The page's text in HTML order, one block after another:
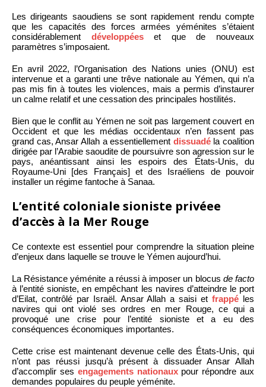
Les dirigeants saoudiens se sont rapidement rendu compte
que les capacités des forces armées yéménites s’étaient
considérablement développéeset que de nouveaux
paramètres s’imposaient.
En avril 2022, l’Organisation des Nations unies (ONU) est
intervenue et a garanti une trêve nationale au Yémen, qui n’a
pas mis fin à toutes les violences, mais a permis d’instaurer
un calme relatif et une cessation des principales hostilités.
Bien que le conflit au Yémen ne soit pas largement couvert en
Occident et que les médias occidentaux n’en fassent pas
grand cas, Ansar Allah a essentiellement dissuadéla coalition
dirigée par l’Arabie saoudite de poursuivre son agression sur le
pays, anéantissant ainsi les espoirs des États-Unis, du
Royaume-Uni [des Français] et des Israéliens de pouvoir
installer un régime fantoche à Sanaa.
L’entité coloniale sioniste privéee
d’accès à la Mer Rouge
Ce contexte est essentiel pour comprendre la situation pleine
d’enjeux dans laquelle se trouve le Yémen aujourd’hui.
La Résistance yéménite a réussi à imposer un blocus de facto
à l’entité sioniste, en empêchant les navires d’atteindre le port
d’Eilat, contrôlé par Israël. Ansar Allah a saisi etfrappé les
navires qui ont violé ses ordres en mer Rouge, ce qui a
provoqué une crise pour l’entité sioniste et a eu des
conséquences économiques importantes.
Cette crise est maintenant devenue celle des États-Unis, qui
n’ont pas réussi jusqu’à présent à dissuader Ansar Allah
d’accomplir ses engagements nationauxpour répondre aux
demandes populaires du peuple yéménite.